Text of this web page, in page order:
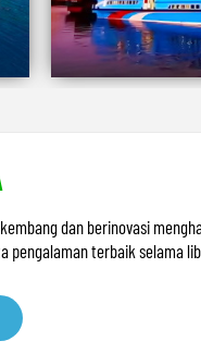
dan berinovasi
terbaik selama